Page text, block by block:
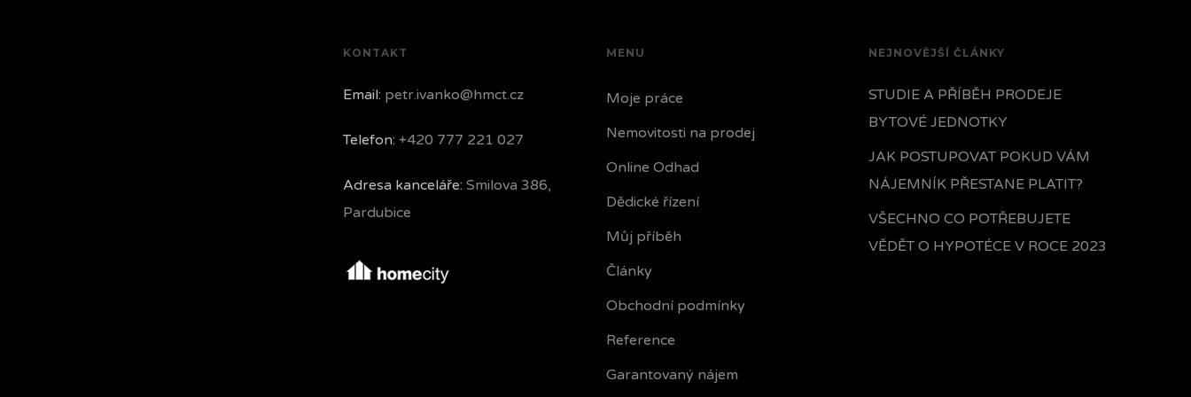
KONTAKT
Email: petr.ivanko@hmct.cz
Telefon: +420 777 221 027
Adresa kanceláře: Smilova 386,
Pardubice
MENU
Moje práce
Nemovitosti na prodej
Online Odhad
Dědické řízení
Můj příběh
Články
Obchodní podmínky
Reference
Garantovaný nájem
NEJNOVĚJŠÍ ČLÁNKY
STUDIE A PŘÍBĚH PRODEJE
BYTOVÉ JEDNOTKY
JAK POSTUPOVAT POKUD VÁM
NÁJEMNÍK PŘESTANE PLATIT?
VŠECHNO CO POTŘEBUJETE
VĚDĚT O HYPOTÉCE V ROCE 2023